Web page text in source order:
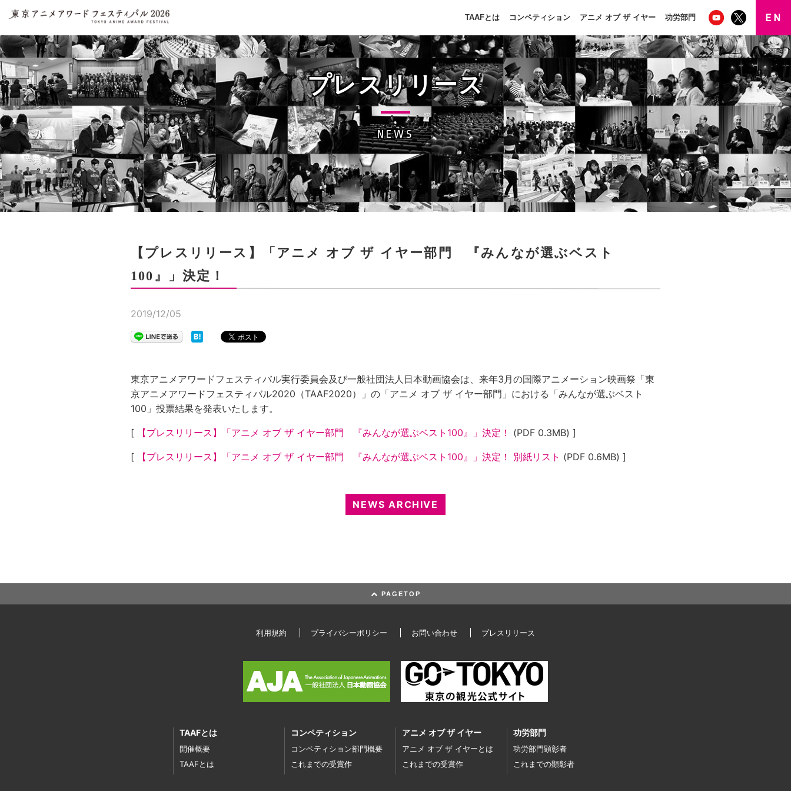
TAAFとは コンペティション アニメ オブ ザ イヤー 功労部門
プレスリリース
NEWS
【プレスリリース】「アニメ オブ ザ イヤー部門 『みんなが選ぶベスト
100』」決定！
2019/12/05
東京アニメアワードフェスティバル実行委員会及び一般社団法人日本動画協会は、来年3月の国際アニメーション映画祭「東
京アニメアワードフェスティバル2020（TAAF2020）」の「アニメ オブ ザ イヤー部門」における「みんなが選ぶベスト
100」投票結果を発表いたします。
[ 【プレスリリース】「アニメ オブ ザ イヤー部門 『みんなが選ぶベスト100』」決定！ (PDF 0.3MB) ]
[ 【プレスリリース】「アニメ オブ ザ イヤー部門 『みんなが選ぶベスト100』」決定！ 別紙リスト (PDF 0.6MB) ]
NEWS ARCHIVE
PAGETOP
利用規約 プライバシーポリシー お問い合わせ プレスリリース
TAAFとは
開催概要
TAAFとは
コンペティション
コンペティション部門概要
これまでの受賞作
アニメ オブ ザ イヤー
アニメ オブ ザ イヤーとは
これまでの受賞作
功労部門
功労部門顕彰者
これまでの顕彰者